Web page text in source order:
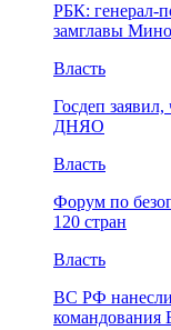
РБК: генерал-
замглавы
Власть
Госдеп
ДНЯО
Власть
Форум по
120 стран
Власть
ВС РФ